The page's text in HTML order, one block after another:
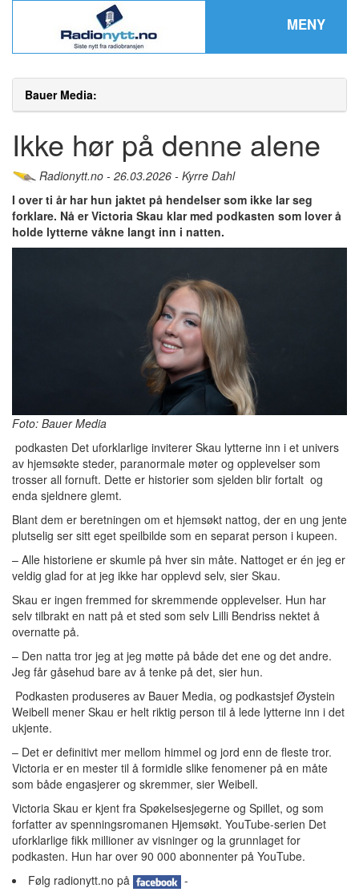
MENY
Bauer Media:
Ikke hør på denne alene
Radionytt.no - 26.03.2026 - Kyrre Dahl
I over ti år har hun jaktet på hendelser som ikke lar seg
forklare. Nå er Victoria Skau klar med podkasten som lover å
holde lytterne våkne langt inn i natten.
Foto: Bauer Media
podkasten Det uforklarlige inviterer Skau lytterne inn i et univers
av hjemsøkte steder, paranormale møter og opplevelser som
trosser all fornuft. Dette er historier som sjelden blir fortalt og
enda sjeldnere glemt.
Blant dem er beretningen om et hjemsøkt nattog, der en ung jente
plutselig ser sitt eget speilbilde som en separat person i kupeen.
– Alle historiene er skumle på hver sin måte. Nattoget er én jeg er
veldig glad for at jeg ikke har opplevd selv, sier Skau.
Skau er ingen fremmed for skremmende opplevelser. Hun har
selv tilbrakt en natt på et sted som selv Lilli Bendriss nektet å
overnatte på.
– Den natta tror jeg at jeg møtte på både det ene og det andre.
Jeg får gåsehud bare av å tenke på det, sier hun.
Podkasten produseres av Bauer Media, og podkastsjef Øystein
Weibell mener Skau er helt riktig person til å lede lytterne inn i det
ukjente.
– Det er definitivt mer mellom himmel og jord enn de fleste tror.
Victoria er en mester til å formidle slike fenomener på en måte
som både engasjerer og skremmer, sier Weibell.
Victoria Skau er kjent fra Spøkelsesjegerne og Spillet, og som
forfatter av spenningsromanen Hjemsøkt. YouTube-serien Det
uforklarlige fikk millioner av visninger og la grunnlaget for
podkasten. Hun har over 90 000 abonnenter på YouTube.
Følg radionytt.no på
-